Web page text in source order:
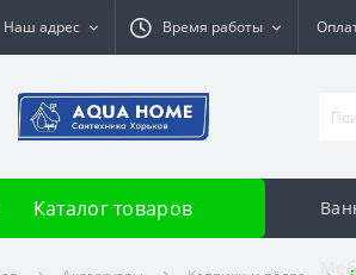
Наш адрес Время работы
Каталог товаров